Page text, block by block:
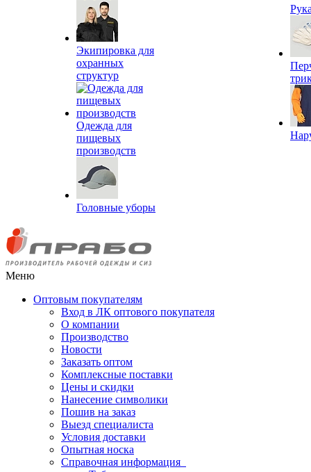
Экипировка для
охранных
структур
Одежда для
пищевых
производств
Головные уборы
Меню
Оптовым покупателям
Вход в ЛК оптового покупателя
О компании
Производство
Новости
Заказать оптом
Комплексные поставки
Цены и скидки
Нанесение символики
Пошив на заказ
Выезд специалиста
Условия доставки
Опытная носка
Справочная информация